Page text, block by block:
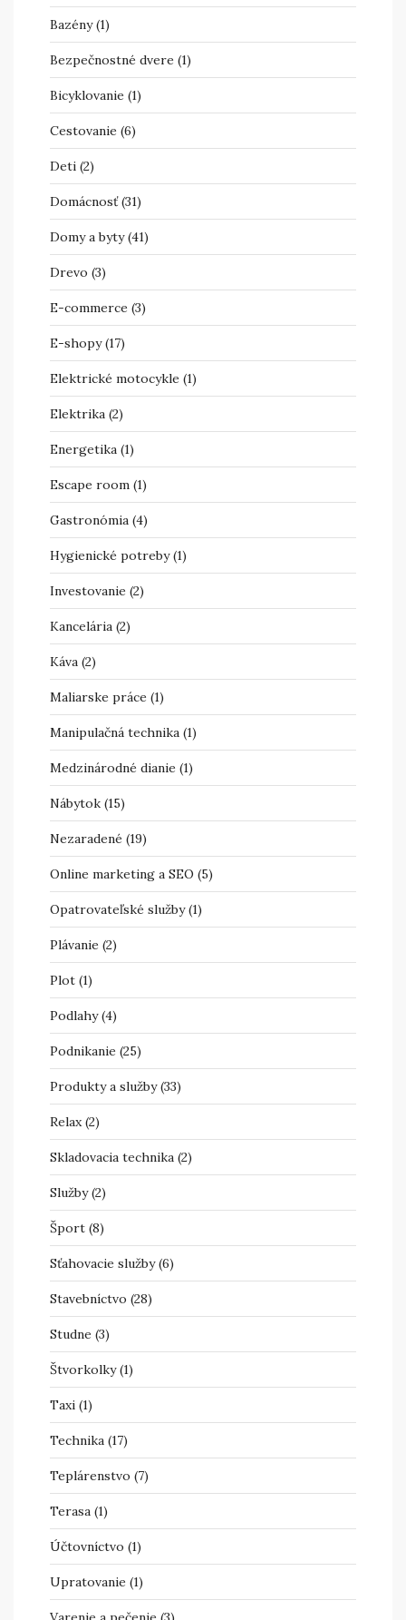
Bazény(1)
Bezpečnostné dvere (1)
Bicyklovanie (1)
Cestovanie (6)
Deti (2)
Domácnosť(31)
Domy a byty(41)
Drevo (3)
E-commerce (3)
E-shopy(17)
Elektrické motocykle (1)
Elektrika (2)
Energetika (1)
Escape room (1)
Gastronómia (4)
Hygienické potreby(1)
Investovanie (2)
Kancelária (2)
Káva (2)
Maliarske práce (1)
Manipulačná technika (1)
Medzinárodné dianie (1)
Nábytok (15)
Nezaradené (19)
Online marketing a SEO (5)
Opatrovateľské služby(1)
Plávanie (2)
Plot (1)
Podlahy(4)
Podnikanie (25)
Produkty a služby(33)
Relax(2)
Skladovacia technika (2)
Služby(2)
Šport (8)
Sťahovacie služby(6)
Stavebníctvo (28)
Studne (3)
Štvorkolky(1)
Taxi (1)
Technika (17)
Teplárenstvo (7)
Terasa (1)
Účtovníctvo (1)
Upratovanie (1)